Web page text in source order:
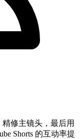
精修主镜头，最后用
Shorts 的互动率提